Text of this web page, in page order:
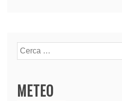
Ricerca
per:
METEO